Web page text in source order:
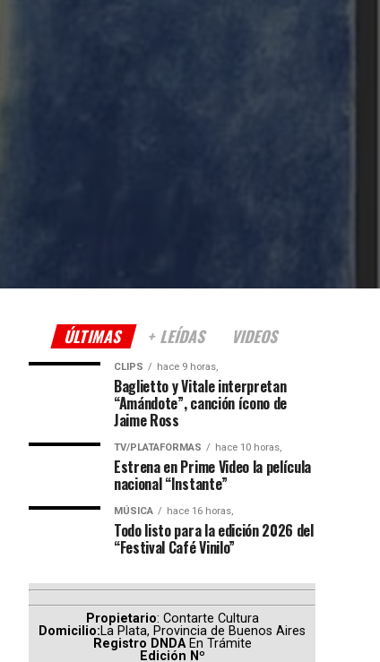
ÚLTIMAS + LEÍDAS VIDEOS
CLIPS hace 9 horas,
Baglietto y Vitale interpretan
“Amándote”, canción ícono de
Jaime Ross
TV/PLATAFORMAS hace 10 horas,
Estrena en Prime Video la película
nacional “Instante”
MÚSICA hace 16 horas,
Todo listo para la edición 2026 del
“Festival Café Vinilo”
Propietario: Contarte Cultura
Domicilio:La Plata, Provincia de Buenos Aires
Registro DNDA En Trámite
Edición Nº